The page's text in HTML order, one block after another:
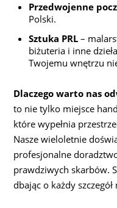
Przedwojenne
Polski.
Sztuka PRL–
biżuteria i inne
Twojemu wnętrzu
Dlaczego warto nas
to nie tylko miejsce
które wypełnia
Nasze wieloletnie
profesjonalne
prawdziwych skarbów.
dbając o każdy